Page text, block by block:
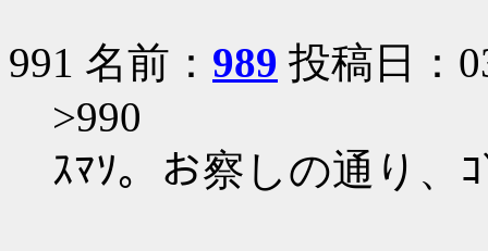
991 名前： 989 投稿日：
>990
ｽﾏｿ。お察しの通り、